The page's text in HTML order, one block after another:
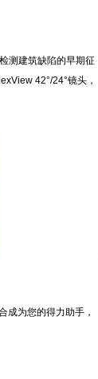
测建筑缺陷的早期征
42°/24°镜头，
为您的得力助手，